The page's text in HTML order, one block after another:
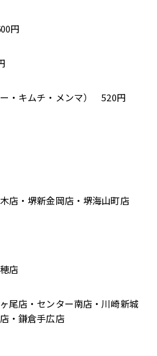
円
・キムチ・メンマ） 520円
店・堺新金岡店・堺海山町店
店
尾店・センター南店・川崎新城
・鎌倉手広店